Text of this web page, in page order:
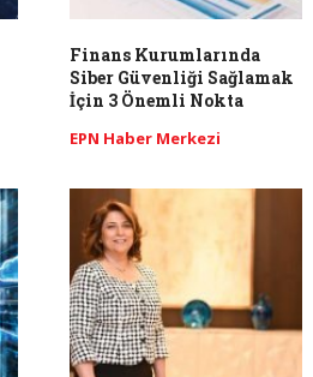
Finans Kurumlarında
Siber Güvenliği Sağlamak
İçin 3 Önemli Nokta
EPN Haber Merkezi